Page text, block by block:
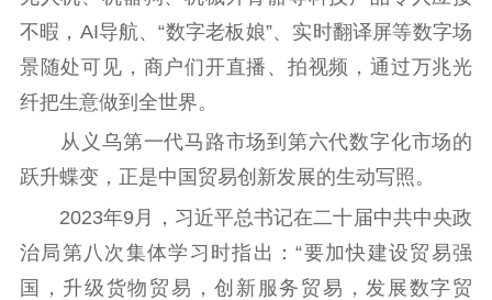
不暇，AI导航、“数字老板娘”、实时翻译屏等数字场
景随处可见，商户们开直播、拍视频，通过万兆光
纤把生意做到全世界。
从义乌第一代马路市场到第六代数字化市场的
跃升蝶变，正是中国贸易创新发展的生动写照。
2023年9月，习近平总书记在二十届中共中央政
治局第八次集体学习时指出：“要加快建设贸易强
国，升级货物贸易，创新服务贸易，发展数字贸